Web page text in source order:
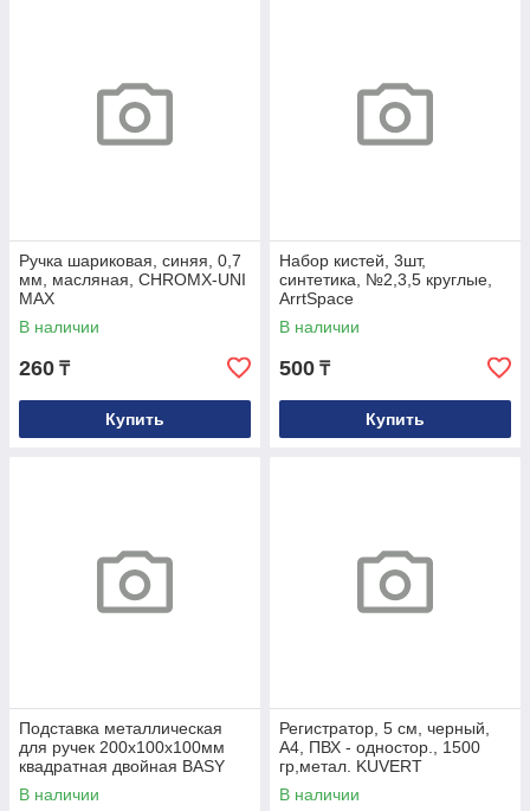
Ручка шариковая, синяя, 0,7
мм, масляная, CHROMX-UNI
MAX
В наличии
260 ₸
Купить
Набор кистей, 3шт,
синтетика, №2,3,5 круглые,
ArrtSpace
В наличии
500 ₸
Купить
Подставка металлическая
для ручек 200х100х100мм
квадратная двойная BASY
В наличии
Регистратор, 5 см, черный,
А4, ПВХ - одностор., 1500
гр,метал. KUVERT
В наличии